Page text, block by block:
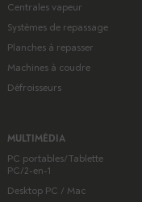
Centrales vapeur
Systèmes de repassage
Planches à repasser
Machines à coudre
Défroisseurs
MULTIMÉDIA
PC portables/Tablette
PC/2-en-1
Desktop PC / Mac